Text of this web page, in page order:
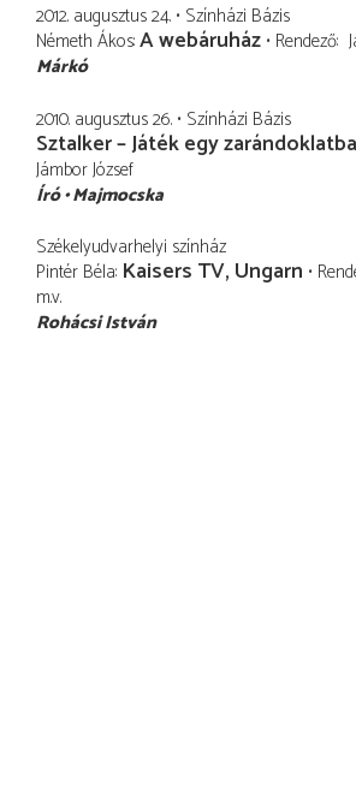
2012. augusztus 24. Színházi Bázis
Németh Ákos A webáruház Rendező
Márkó
2010. augusztus 26. Színházi Bázis
Sztalker – Játék egy
Jámbor József
Író Majmocska
Székelyudvarhelyi színház
Pintér Béla Kaisers TV, Ungarn
m.v.
Rohácsi István